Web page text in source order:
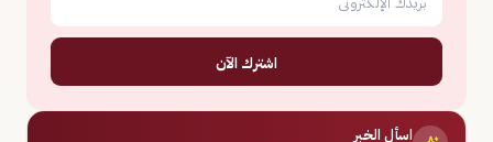
اشترك الآن
اسأل الخبر